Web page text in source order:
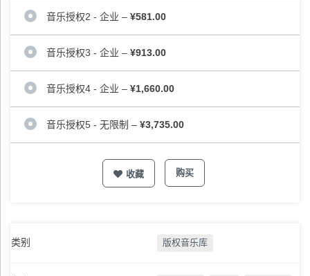
音乐授权2 - 企业 – ¥581.00
音乐授权3 - 企业 – ¥913.00
音乐授权4 - 企业 – ¥1,660.00
音乐授权5 - 无限制 – ¥3,735.00
收藏 购买
类别 版权音乐库